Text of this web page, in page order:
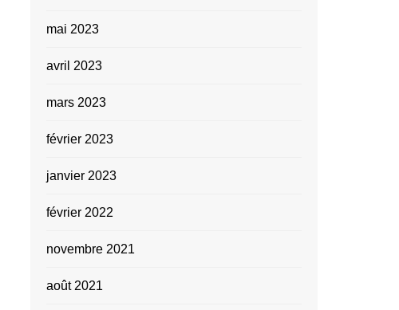
mai 2023
avril 2023
mars 2023
février 2023
janvier 2023
février 2022
novembre 2021
août 2021